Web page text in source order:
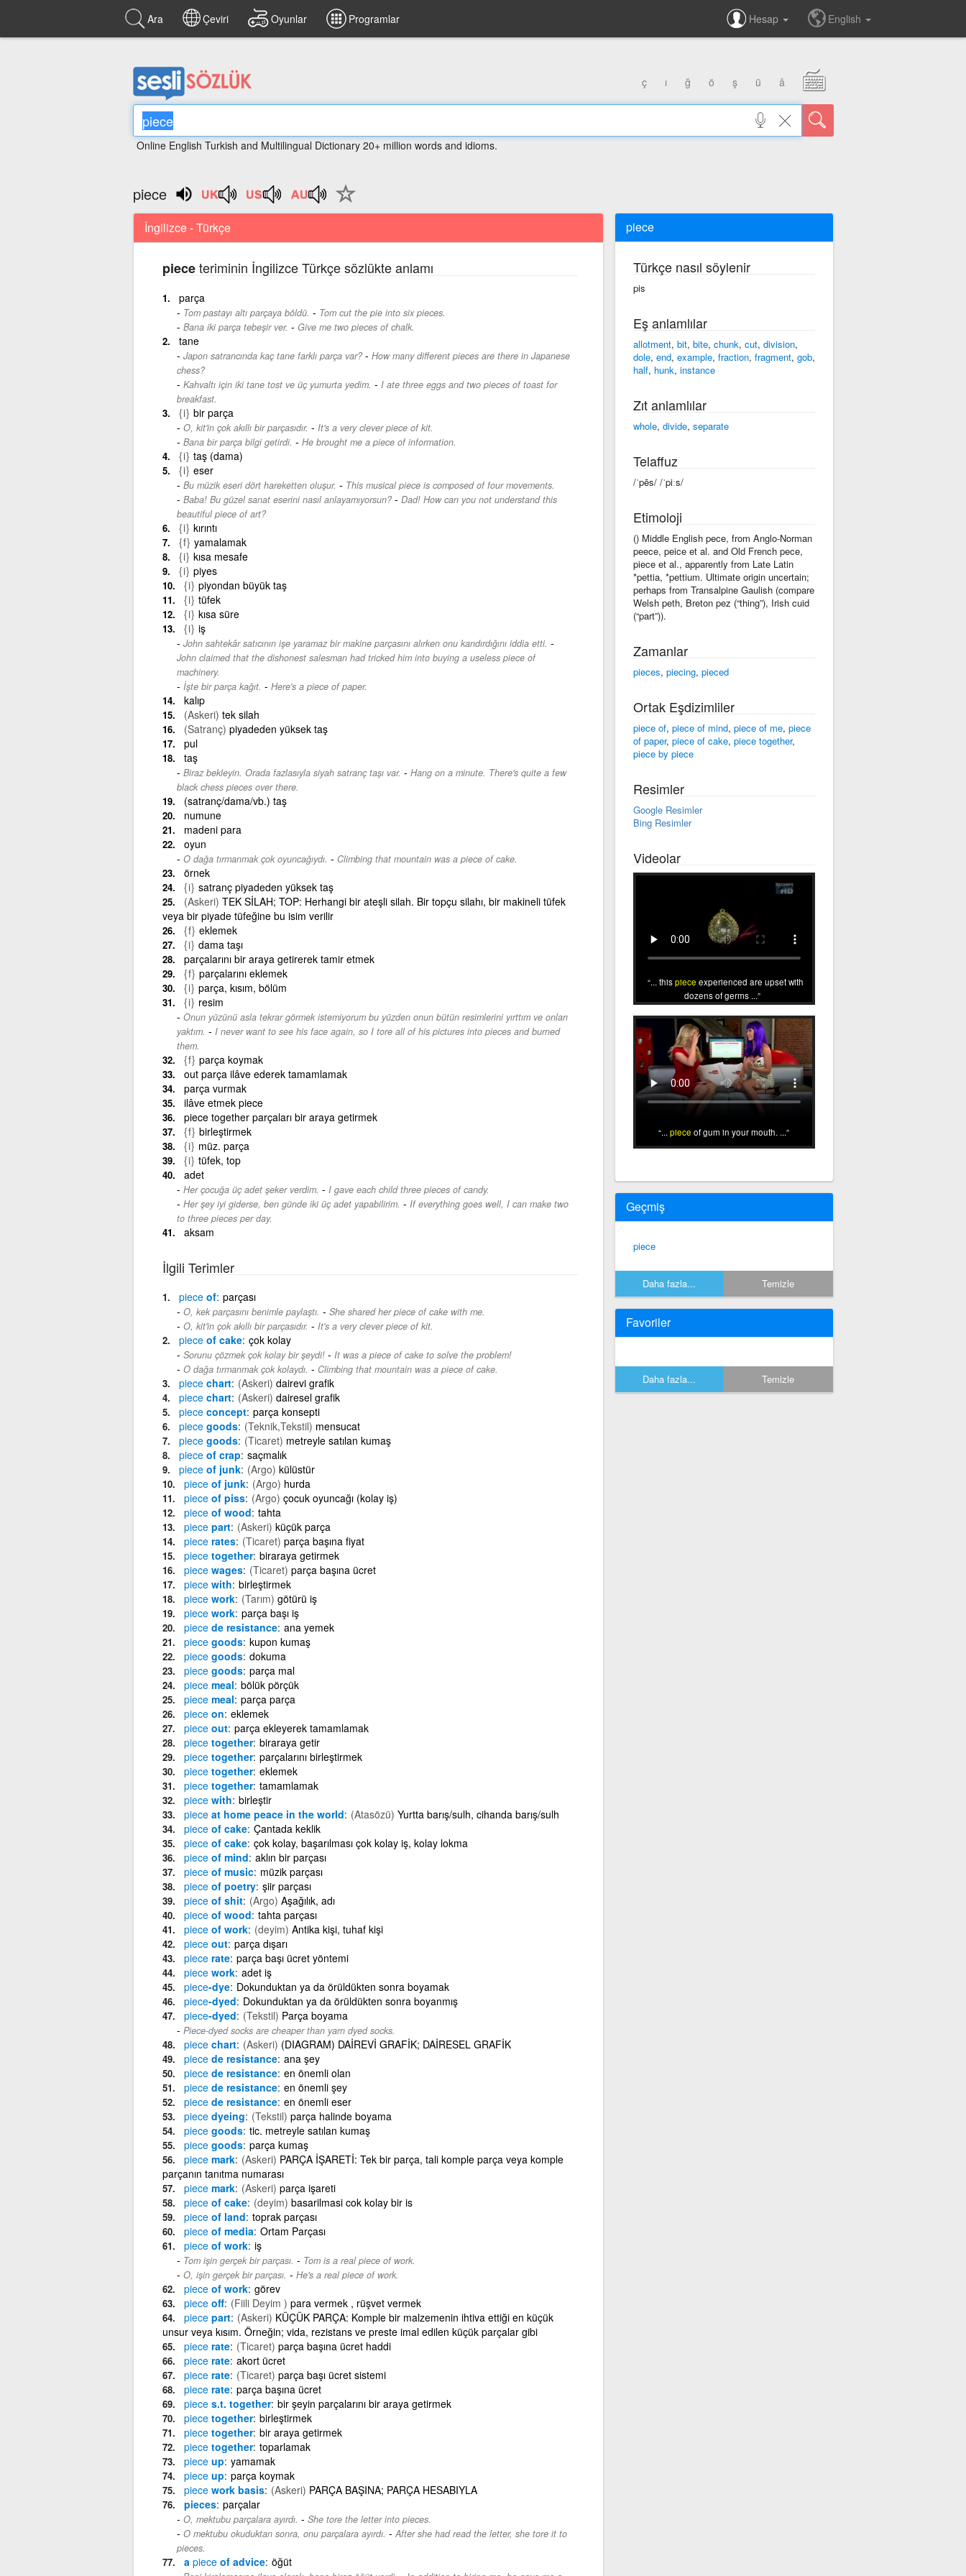
Ara Çeviri Oyunlar Programlar Hesap English
ç ı ğ ö ş ü â
Online English Turkish and Multilingual Dictionary 20+ million words and idioms.
piece
İngilizce - Türkçe
pieceteriminin İngilizce Türkçe sözlükte anlamı
parça
Tom pastayı altı parçaya böldü. - Tom cut the pie into six pieces.
Bana iki parça tebeşir ver. - Give me two pieces of chalk.
tane
Japon satrancında kaç tane farklı parça var?- How many different pieces are there in Japanese
chess?
Kahvaltı için iki tane tost ve üç yumurta yedim. - I ate three eggs and two pieces of toast for
breakfast.
{i} bir parça
O, kit'in çok akıllı bir parçasıdır. - It's a very clever piece of kit.
Bana bir parça bilgi getirdi. - He brought me a piece of information.
{i} taş (dama)
{i} eser
Bu müzik eseri dört hareketten oluşur. - This musical piece is composed of four movements.
Baba! Bu güzel sanat eserini nasıl anlayamıyorsun?- Dad! How can you not understand this
beautiful piece of art?
{i} kırıntı
{f} yamalamak
{i} kısa mesafe
{i} piyes
{i} piyondan büyük taş
{i} tüfek
{i} kısa süre
{i} iş
John sahtekâr satıcının işe yaramaz bir makine parçasını alırken onu kandırdığını iddia etti. -
John claimed that the dishonest salesman had tricked him into buying a useless piece of
machinery.
İşte bir parça kağıt. - Here's a piece of paper.
kalıp
(Askeri) tek silah
(Satranç) piyadeden yüksek taş
pul
taş
Biraz bekleyin. Orada fazlasıyla siyah satranç taşı var. - Hang on a minute. There's quite a few
black chess pieces over there.
(satranç/dama/vb.) taş
numune
madeni para
oyun
O dağa tırmanmak çok oyuncağıydı. - Climbing that mountain was a piece of cake.
örnek
{i} satranç piyadeden yüksek taş
(Askeri) TEK SİLAH; TOP: Herhangi bir ateşli silah. Bir topçu silahı, bir makineli tüfek
veya bir piyade tüfeğine bu isim verilir
{f} eklemek
{i} dama taşı
parçalarını bir araya getirerek tamir etmek
{f} parçalarını eklemek
{i} parça, kısım, bölüm
{i} resim
Onun yüzünü asla tekrar görmek istemiyorum bu yüzden onun bütün resimlerini yırttım ve onları
yaktım. - I never want to see his face again, so I tore all of his pictures into pieces and burned
them.
{f} parça koymak
out parça ilâve ederek tamamlamak
parça vurmak
ilâve etmek piece
piece together parçaları bir araya getirmek
{f} birleştirmek
{i} müz. parça
{i} tüfek, top
adet
Her çocuğa üç adet şeker verdim. - I gave each child three pieces of candy.
Her şey iyi giderse, ben günde iki üç adet yapabilirim. - If everything goes well, I can make two
to three pieces per day.
aksam
İlgili Terimler
pieceof parçası
O, kek parçasını benimle paylaştı. - She shared her piece of cake with me.
O, kit'in çok akıllı bir parçasıdır. - It's a very clever piece of kit.
pieceof cake çok kolay
Sorunu çözmek çok kolay bir şeydi!- It was a piece of cake to solve the problem!
O dağa tırmanmak çok kolaydı. - Climbing that mountain was a piece of cake.
piecechart (Askeri) dairevi grafik
piecechart (Askeri) dairesel grafik
piececoncept parça konsepti
piecegoods (Teknik,Tekstil) mensucat
piecegoods (Ticaret) metreyle satılan kumaş
pieceof crap saçmalık
pieceof junk (Argo) külüstür
pieceof junk (Argo) hurda
pieceof piss (Argo) çocuk oyuncağı (kolay iş)
pieceof wood tahta
piecepart (Askeri) küçük parça
piecerates (Ticaret) parça başına fiyat
piecetogether biraraya getirmek
piecewages (Ticaret) parça başına ücret
piecewith birleştirmek
piecework (Tarım) götürü iş
piecework parça başı iş
piecede resistance ana yemek
piecegoods kupon kumaş
piecegoods dokuma
piecegoods parça mal
piecemeal bölük pörçük
piecemeal parça parça
pieceon eklemek
pieceout parça ekleyerek tamamlamak
piecetogether biraraya getir
piecetogether parçalarını birleştirmek
piecetogether eklemek
piecetogether tamamlamak
piecewith birleştir
pieceat home peace in the world (Atasözü) Yurtta barış/sulh, cihanda barış/sulh
pieceof cake Çantada keklik
pieceof cake çok kolay, başarılması çok kolay iş, kolay lokma
pieceof mind aklın bir parçası
pieceof music müzik parçası
pieceof poetry şiir parçası
pieceof shit (Argo) Aşağılık, adı
pieceof wood tahta parçası
pieceof work (deyim) Antika kişi, tuhaf kişi
pieceout parça dışarı
piecerate parça başı ücret yöntemi
piecework adet iş
piece-dye Dokunduktan ya da örüldükten sonra boyamak
piece-dyed Dokunduktan ya da örüldükten sonra boyanmış
piece-dyed (Tekstil) Parça boyama
Piece-dyed socks are cheaper than yarn dyed socks.
piecechart (Askeri) (DIAGRAM) DAİREVİ GRAFİK; DAİRESEL GRAFİK
piecede resistance ana şey
piecede resistance en önemli olan
piecede resistance en önemli şey
piecede resistance en önemli eser
piecedyeing (Tekstil) parça halinde boyama
piecegoods tic. metreyle satılan kumaş
piecegoods parça kumaş
piecemark (Askeri) PARÇA İŞARETİ: Tek bir parça, tali komple parça veya komple
parçanın tanıtma numarası
piecemark (Askeri) parça işareti
pieceof cake (deyim) basarilmasi cok kolay bir is
pieceof land toprak parçası
pieceof media Ortam Parçası
pieceof work iş
Tom işin gerçek bir parçası. - Tom is a real piece of work.
O, işin gerçek bir parçası. - He's a real piece of work.
pieceof work görev
pieceoff (Fiili Deyim ) para vermek , rüşvet vermek
piecepart (Askeri) KÜÇÜK PARÇA: Komple bir malzemenin ihtiva ettiği en küçük
unsur veya kısım. Örneğin; vida, rezistans ve preste imal edilen küçük parçalar gibi
piecerate (Ticaret) parça başına ücret haddi
piecerate akort ücret
piecerate (Ticaret) parça başı ücret sistemi
piecerate parça başına ücret
pieces.t. together bir şeyin parçalarını bir araya getirmek
piecetogether birleştirmek
piecetogether bir araya getirmek
piecetogether toparlamak
pieceup yamamak
pieceup parça koymak
piecework basis (Askeri) PARÇA BAŞINA; PARÇA HESABIYLA
pieces parçalar
O, mektubu parçalara ayırdı. - She tore the letter into pieces.
O mektubu okuduktan sonra, onu parçalara ayırdı. - After she had read the letter, she tore it to
pieces.
a pieceof advice öğüt
piece
Türkçe nasıl söylenir
pis
Eş anlamlılar
allotment, bit, bite, chunk, cut, division,
dole, end, example, fraction, fragment, gob,
half, hunk, instance
Zıt anlamlılar
whole, divide, separate
Telaffuz
/ˈpēs/ /ˈpiːs/
Etimoloji
() Middle English pece, from Anglo-Norman
peece, peice et al. and Old French pece,
piece et al., apparently from Late Latin
*pettia, *pettium. Ultimate origin uncertain;
perhaps from Transalpine Gaulish (compare
Welsh peth, Breton pez (“thing”), Irish cuid
(“part”)).
Zamanlar
pieces, piecing, pieced
Ortak Eşdizimliler
piece of, piece of mind, piece of me, piece
of paper, piece of cake, piece together,
piece by piece
Resimler
Google Resimler
Bing Resimler
Videolar
... thispiece experienced are upset with
dozens of germs ...
... piece of gum in your mouth. ...
Geçmiş
piece
Daha fazla... Temizle
Favoriler
Daha fazla... Temizle